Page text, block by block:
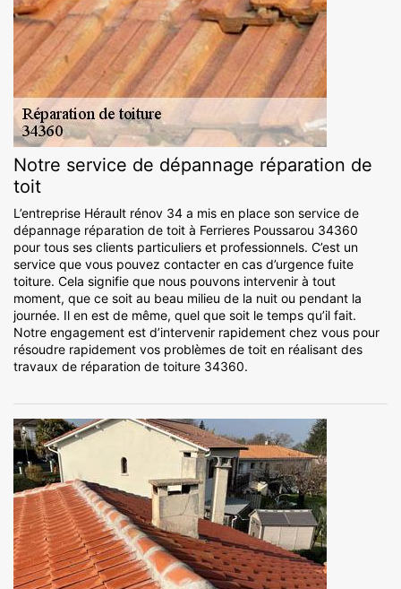
Notre service de dépannage réparation de
toit
L’entreprise Hérault rénov 34 a mis en place son service de
dépannage réparation de toit à Ferrieres Poussarou 34360
pour tous ses clients particuliers et professionnels. C’est un
service que vous pouvez contacter en cas d’urgence fuite
toiture. Cela signifie que nous pouvons intervenir à tout
moment, que ce soit au beau milieu de la nuit ou pendant la
journée. Il en est de même, quel que soit le temps qu’il fait.
Notre engagement est d’intervenir rapidement chez vous pour
résoudre rapidement vos problèmes de toit en réalisant des
travaux de réparation de toiture 34360.